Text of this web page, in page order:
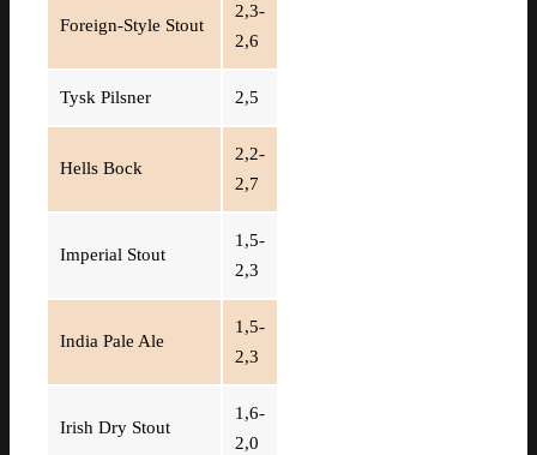
Foreign-Style Stout
2,3-
2,6
Tysk Pilsner 2,5
Hells Bock
2,2-
2,7
Imperial Stout
1,5-
2,3
India Pale Ale
1,5-
2,3
Irish Dry Stout
1,6-
2,0